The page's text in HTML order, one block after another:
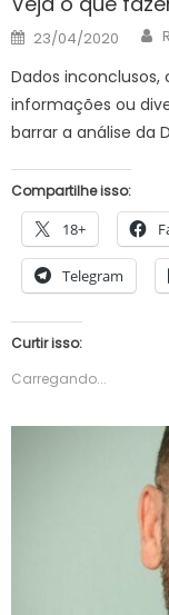
Posted
on
23/04/2020
Dados
informações ou
barrar a análise da
Compartilhe isso:
18+
Telegram
Curtir isso:
Carregando...